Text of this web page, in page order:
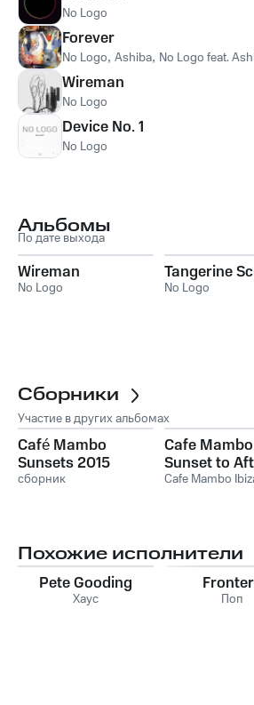
No Logo
Forever
No Logo, Ashiba, No Logo feat.
Wireman
No Logo
Device No. 1
No Logo
Альбомы
По дате выхода
Wireman
No Logo
Tangerine
No Logo
Сборники
Участие в других альбомах
Café Mambo
Sunsets 2015
сборник
Cafe
Sunset to
Dark
Cafe Mambo
Похожие исполнители
Pete Gooding
Хаус Поп